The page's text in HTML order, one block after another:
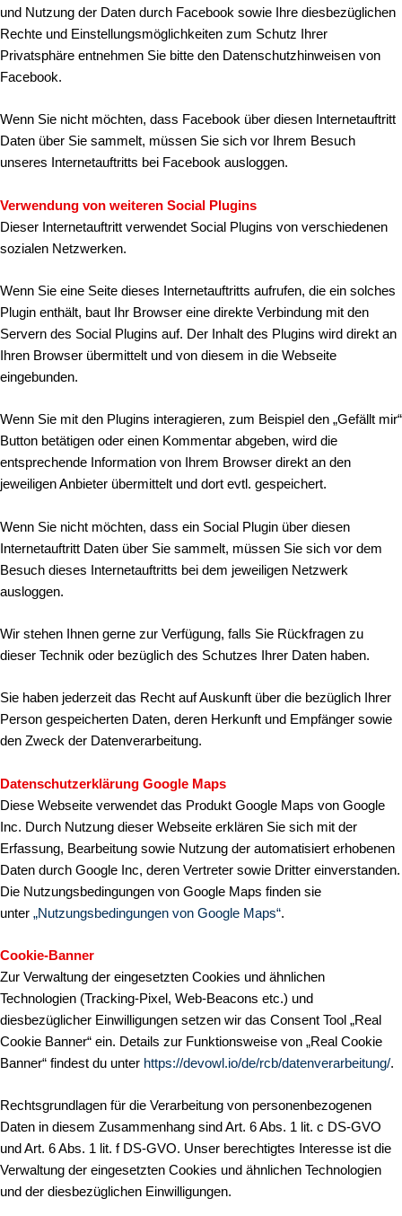
und Nutzung der Daten durch Facebook sowie Ihre diesbezüglichen
Rechte und Einstellungsmöglichkeiten zum Schutz Ihrer
Privatsphäre entnehmen Sie bitte den Datenschutzhinweisen von
Facebook.
Wenn Sie nicht möchten, dass Facebook über diesen Internetauftritt
Daten über Sie sammelt, müssen Sie sich vor Ihrem Besuch
unseres Internetauftritts bei Facebook ausloggen.
Verwendung von weiteren Social Plugins
Dieser Internetauftritt verwendet Social Plugins von verschiedenen
sozialen Netzwerken.
Wenn Sie eine Seite dieses Internetauftritts aufrufen, die ein solches
Plugin enthält, baut Ihr Browser eine direkte Verbindung mit den
Servern des Social Plugins auf. Der Inhalt des Plugins wird direkt an
Ihren Browser übermittelt und von diesem in die Webseite
eingebunden.
Wenn Sie mit den Plugins interagieren, zum Beispiel den „Gefällt mir“
Button betätigen oder einen Kommentar abgeben, wird die
entsprechende Information von Ihrem Browser direkt an den
jeweiligen Anbieter übermittelt und dort evtl. gespeichert.
Wenn Sie nicht möchten, dass ein Social Plugin über diesen
Internetauftritt Daten über Sie sammelt, müssen Sie sich vor dem
Besuch dieses Internetauftritts bei dem jeweiligen Netzwerk
ausloggen.
Wir stehen Ihnen gerne zur Verfügung, falls Sie Rückfragen zu
dieser Technik oder bezüglich des Schutzes Ihrer Daten haben.
Sie haben jederzeit das Recht auf Auskunft über die bezüglich Ihrer
Person gespeicherten Daten, deren Herkunft und Empfänger sowie
den Zweck der Datenverarbeitung.
Datenschutzerklärung Google Maps
Diese Webseite verwendet das Produkt Google Maps von Google
Inc. Durch Nutzung dieser Webseite erklären Sie sich mit der
Erfassung, Bearbeitung sowie Nutzung der automatisiert erhobenen
Daten durch Google Inc, deren Vertreter sowie Dritter einverstanden.
Die Nutzungsbedingungen von Google Maps finden sie
unter „Nutzungsbedingungen von Google Maps“.
Cookie-Banner
Zur Verwaltung der eingesetzten Cookies und ähnlichen
Technologien (Tracking-Pixel, Web-Beacons etc.) und
diesbezüglicher Einwilligungen setzen wir das Consent Tool „Real
Cookie Banner“ ein. Details zur Funktionsweise von „Real Cookie
Banner“ findest du unter https://devowl.io/de/rcb/datenverarbeitung/.
Rechtsgrundlagen für die Verarbeitung von personenbezogenen
Daten in diesem Zusammenhang sind Art. 6 Abs. 1 lit. c DS-GVO
und Art. 6 Abs. 1 lit. f DS-GVO. Unser berechtigtes Interesse ist die
Verwaltung der eingesetzten Cookies und ähnlichen Technologien
und der diesbezüglichen Einwilligungen.